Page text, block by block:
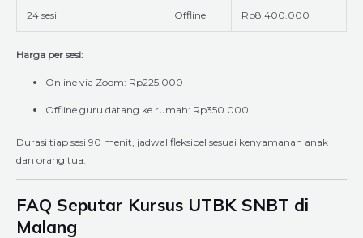
24 sesi Offline Rp8.400.000
Harga per sesi:
Online via Zoom: Rp225.000
Offline guru datang ke rumah: Rp350.000
Durasi tiap sesi 90 menit, jadwal fleksibel sesuai kenyamanan anak
dan orang tua.
FAQ Seputar Kursus UTBK SNBT di
Malang